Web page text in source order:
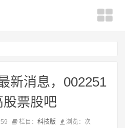
新消息，002251
股票股吧
栏目： 科技版 浏览： 次